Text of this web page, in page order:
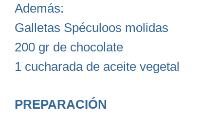
Además:
Galletas Spéculoos molidas
200 gr de chocolate
1 cucharada de aceite vegetal
PREPARACIÓN